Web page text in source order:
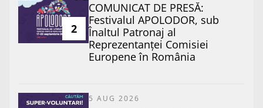
2
COMUNICAT DE PRESĂ:
Festivalul APOLODOR, sub
Înaltul Patronaj al
Reprezentanței Comisiei
Europene în România
5 AUG 2026